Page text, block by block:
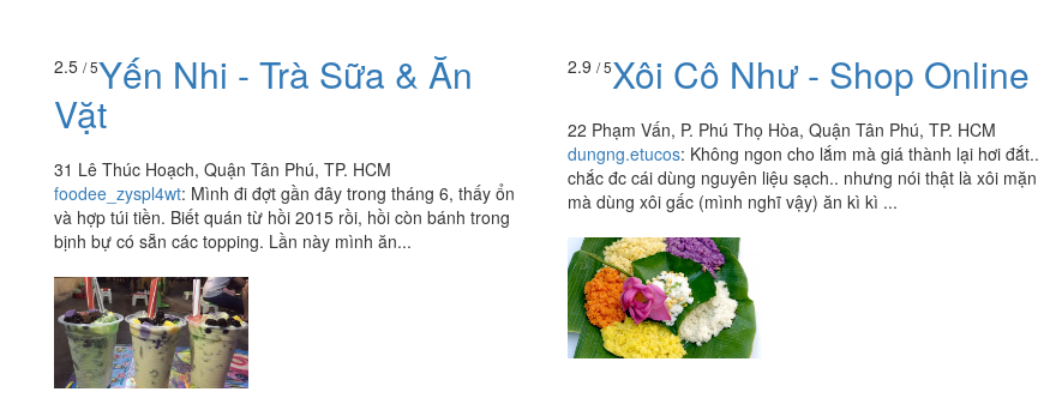
2.5 / 5Yến Nhi - Trà Sữa & Ăn
Vặt
31 Lê Thúc Hoạch, Quận Tân Phú, TP. HCM
foodee_zyspl4wt: Mình đi đợt gần đây trong tháng 6, thấy ổn
và hợp túi tiền. Biết quán từ hồi 2015 rồi, hồi còn bánh trong
bịnh bự có sẵn các topping. Lần này mình ăn...
2.9 / 5Xôi Cô Như - Shop Online
22 Phạm Vấn, P. Phú Thọ Hòa, Quận Tân Phú, TP. HCM
dungng.etucos: Không ngon cho lắm mà giá thành lại hơi đắt..
chắc đc cái dùng nguyên liệu sạch.. nhưng nói thật là xôi mặn
mà dùng xôi gấc (mình nghĩ vậy) ăn kì kì ...